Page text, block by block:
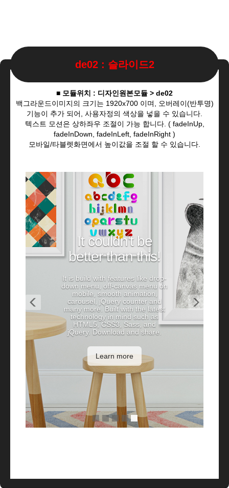
de02 : 슬라이드2
■ 모듈위치 : 디자인원본모듈 > de02
백그라운드이미지의 크기는 1920x700 이며, 오버레이(반투명)
기능이 추가 되어, 사용자정의 색상을 넣을 수 있습니다.
텍스트 모션은 상하좌우 조절이 가능 합니다. ( fadeInUp,
fadeInDown, fadeInLeft, fadeInRight )
모바일/타블렛화면에서 높이값을 조절 할 수 있습니다.
It couldn't be
better than this!
It is build with features like drop-
down menu, off-canvas menu on
mobile, smooth animation,
carousel, jQuery counter and
many more. Built with the latest
technology in mind such as
HTML5, CSS3, Sass, and
jQuery. Download and share.
Learn more
Previous